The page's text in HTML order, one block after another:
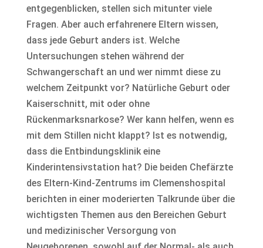
entgegenblicken, stellen sich mitunter viele
Fragen. Aber auch erfahrenere Eltern wissen,
dass jede Geburt anders ist. Welche
Untersuchungen stehen während der
Schwangerschaft an und wer nimmt diese zu
welchem Zeitpunkt vor? Natürliche Geburt oder
Kaiserschnitt, mit oder ohne
Rückenmarksnarkose? Wer kann helfen, wenn es
mit dem Stillen nicht klappt? Ist es notwendig,
dass die Entbindungsklinik eine
Kinderintensivstation hat? Die beiden Chefärzte
des Eltern-Kind-Zentrums im Clemenshospital
berichten in einer moderierten Talkrunde über die
wichtigsten Themen aus den Bereichen Geburt
und medizinischer Versorgung von